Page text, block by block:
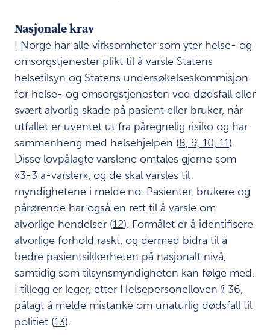
6
Forbedring
gjennom
læring og
endring
Oppsummering
av funn
8
Våre
anbefalinger
og
læringspunkt
Gjennomføring
undersøkelsen
10
Ukoms
oppdrag
Summary
report
Nasjonale krav
I Norge har alle virksomheter som yter helse- og
omsorgstjenester plikt til å varsle Statens
helsetilsyn og Statens undersøkelseskommisjon
for helse- og omsorgstjenesten ved dødsfall eller
svært alvorlig skade på pasient eller bruker, når
utfallet er uventet ut fra påregnelig risiko og har
sammenheng med helsehjelpen (8, 9, 10, 11).
Disse lovpålagte varslene omtales gjerne som
«3-3 a-varsler», og de skal varsles til
myndighetene i melde.no. Pasienter, brukere og
pårørende har også en rett til å varsle om
alvorlige hendelser (12). Formålet er å identifisere
alvorlige forhold raskt, og dermed bidra til å
bedre pasientsikkerheten på nasjonalt nivå,
samtidig som tilsynsmyndigheten kan følge med.
I tillegg er leger, etter Helsepersonelloven § 36,
pålagt å melde mistanke om unaturlig dødsfall til
politiet (13).